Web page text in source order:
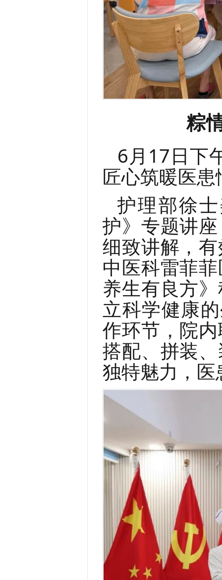
粽
6月17日下
匠心筑暖医
护理部徐
护》专题讲
细致讲解，
中医科雷菲
养生有良方
立科学健康
作环节，院
搭配、拼装
独特魅力，